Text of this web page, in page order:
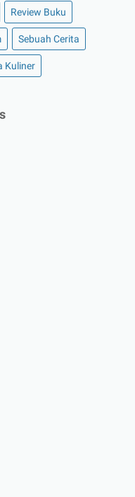
Review Buku
Sebuah Cerita
Kuliner